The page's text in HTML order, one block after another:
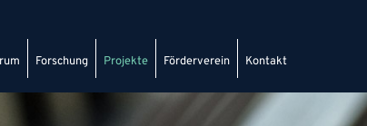
Forschung Projekte Förderverein Kontakt